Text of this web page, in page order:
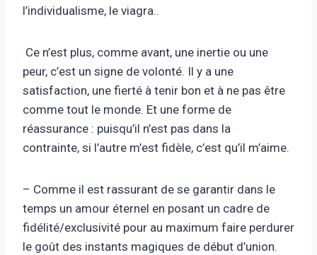
l’individualisme, le viagra..
Ce n’est plus, comme avant, une inertie ou une
peur, c’est un signe de volonté. Il y a une
satisfaction, une fierté à tenir bon et à ne pas être
comme tout le monde. Et une forme de
réassurance : puisqu’il n’est pas dans la
contrainte, si l’autre m’est fidèle, c’est qu’il m’aime.
– Comme il est rassurant de se garantir dans le
temps un amour éternel en posant un cadre de
fidélité/exclusivité pour au maximum faire perdurer
le goût des instants magiques de début d’union.